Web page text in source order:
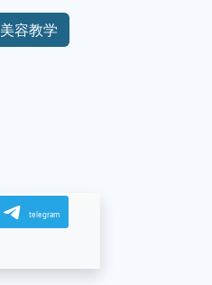
美容教学
telegram